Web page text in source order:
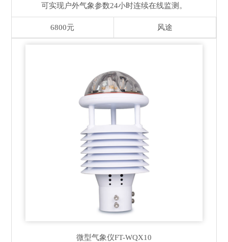
可实现户外气象参数24小时连续在线监测。
6800元 风途
微型气象仪FT-WQX10